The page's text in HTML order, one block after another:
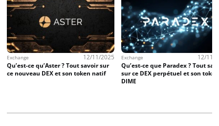
Exchange
12/11/2025
Qu’est-ce qu’Aster ? Tout savoir sur
ce nouveau DEX et son token natif
Exchange
12/11/
Qu’est-ce que Paradex ? Tout
sur ce DEX perpétuel et son token
DIME